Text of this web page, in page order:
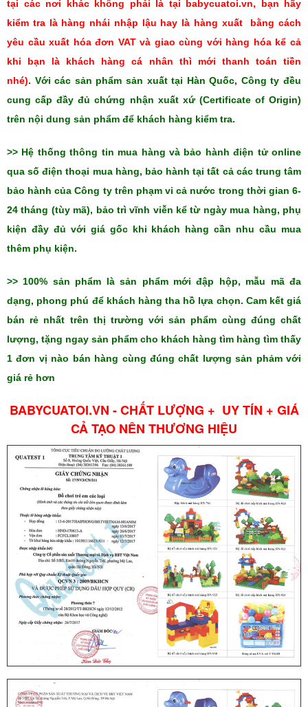
tại các nơi khác không phải là tại babycuatoi.vn, bạn hãy
kiểm tra là hàng nhái nhập lậu hay là hàng xuất bằng cách
yêu cầu xuất hóa đơn VAT và giao cùng với hàng hóa kể cả
khi bạn là khách hàng cá nhân thì mới thanh toán tiền
nhé). Với các sản phẩm sản xuất tại Hàn Quốc, Công ty đều
cung cấp đầy đủ chứng nhận xuất xứ (Certificate of Origin)
trên nội dung sản phẩm để khách hàng kiểm tra.
>> Hệ thống thông tin mua hàng và bảo hành điện tử online
qua số điện thoại mua hàng, bảo hành tại tất cả các trung tâm
bảo hành của Công ty trên phạm vi cả nước trong thời gian 6-
24 tháng (tùy mã), bảo trì vĩnh viễn kể từ ngày mua hàng, phụ
kiện đầy đủ với giá gốc khi khách hàng cần nhu cầu mua
thêm phụ kiện.
>> 100% sản phẩm là sản phẩm mới đập hộp, mẫu mã đa
dạng, phong phú để khách hàng tha hồ lựa chọn. Cam kết giá
bán rẻ nhất trên thị trường với sản phẩm cùng đúng chất
lượng, tặng ngay sản phẩm cho khách hàng tìm hàng tìm thấy
1 đơn vị nào bán hàng cùng đúng chất lượng sản phảm với
giá rẻ hơn
BABYCUATOI.VN - CHẤT LƯỢNG + UY TÍN + GIÁ
CẢ TẠO NÊN THƯƠNG HIỆU